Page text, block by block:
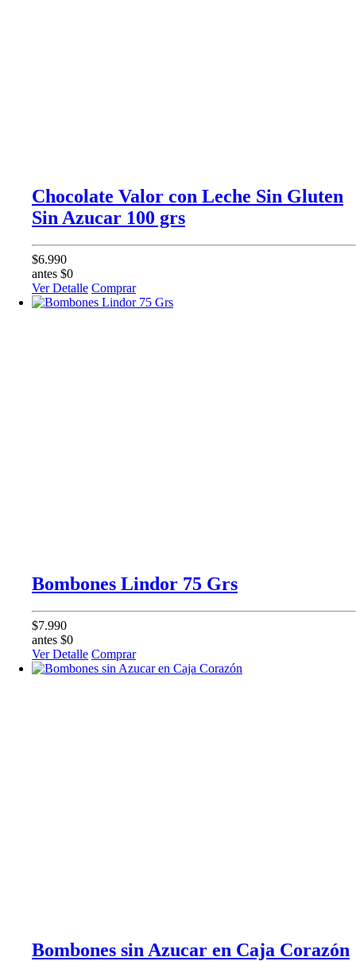
Chocolate Valor con Leche Sin Gluten
Sin Azucar 100 grs
$6.990
antes $0
Ver Detalle Comprar
Bombones Lindor 75 Grs
$7.990
antes $0
Ver Detalle Comprar
Bombones sin Azucar en Caja Corazón